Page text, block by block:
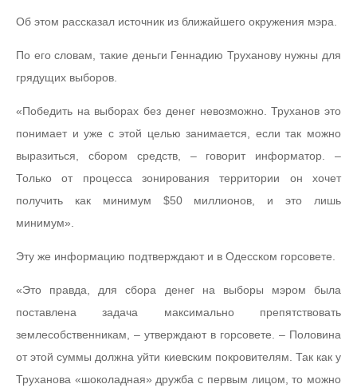
Об этом рассказал источник из ближайшего окружения мэра.
По его словам, такие деньги Геннадию Труханову нужны для
грядущих выборов.
«Победить на выборах без денег невозможно. Труханов это
понимает и уже с этой целью занимается, если так можно
выразиться, сбором средств, – говорит информатор. –
Только от процесса зонирования территории он хочет
получить как минимум $50 миллионов, и это лишь
минимум».
Эту же информацию подтверждают и в Одесском горсовете.
«Это правда, для сбора денег на выборы мэром была
поставлена задача максимально препятствовать
землесобственникам, – утверждают в горсовете. – Половина
от этой суммы должна уйти киевским покровителям. Так как у
Труханова «шоколадная» дружба с первым лицом, то можно